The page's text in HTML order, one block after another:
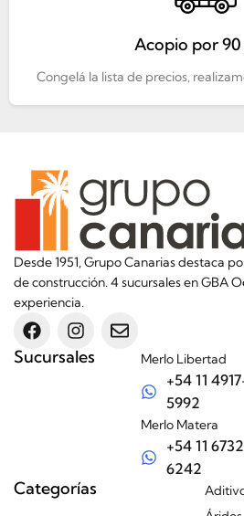
Acopio por 90
Congelá la lista de precios,
Desde 1951, Grupo Canarias destaca
de construcción. 4 sucursales en GBA
experiencia.
Sucursales Merlo Libertad
+54 11
5992
Merlo Matera
+54 11
6242
Categorías